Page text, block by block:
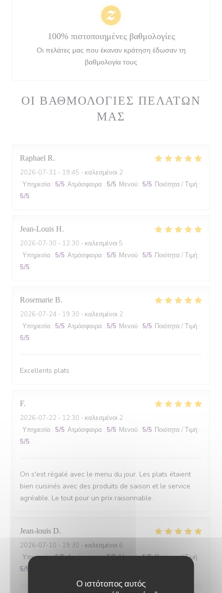
Ο ιστότοπος αυτός
ΟΙ ΒΑΘΜΟΛΟΓΊΕΣ ΠΕΛΑΤΏΝ
ΜΑΣ
Raphael R
2026-07-31 - 19:45 - καλεσμένοι 2
Υπηρεσία : 5/5 Ατμόσφαιρα : 5/5 Μενού : 5/5 Ποιότητα / Τιμή :
5/5
Jean-Louis H
2026-07-30 - 12:30 - καλεσμένοι 5
Υπηρεσία : 5/5 Ατμόσφαιρα : 5/5 Μενού : 5/5 Ποιότητα / Τιμή :
5/5
Rosemarie B
2026-07-24 - 19:30 - καλεσμένοι 2
Υπηρεσία : 5/5 Ατμόσφαιρα : 5/5 Μενού : 5/5 Ποιότητα / Τιμή :
5/5
Excellents plats
F
2026-07-22 - 12:30 - καλεσμένοι 2
Υπηρεσία : 5/5 Ατμόσφαιρα : 5/5 Μενού : 5/5 Ποιότητα / Τιμή :
5/5
On s'est régalé avec le menu du jour. Les plats étaient
bien cuisinés avec des produits de saison et le service
agréable. Le tout pour un prix raisonnable.
Jean-louis D
2026-07-10 - 19:30 - καλεσμένοι 6
Υπηρεσία:5/5 Ατμόσφαιρα:5/5 Μενού:5/5 Ποιότητα / Τιμή :
5/5
100% πιστοποιημένες βαθμολογίες
Οι πελάτες μας που έκαναν κράτηση έδωσαν τη
βαθμολογία τους